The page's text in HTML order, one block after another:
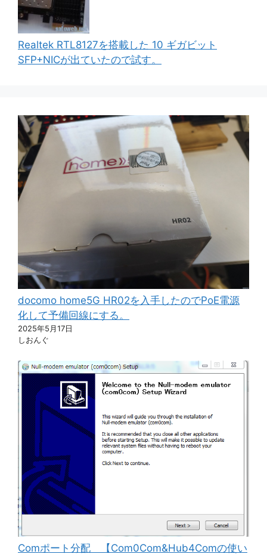
Realtek RTL8127を搭載した 10 ギガビット
SFP+NICが出ていたので試す。
docomo home5G HR02を入手したのでPoE電源
化して予備回線にする。
2025年5月17日
しおんぐ
Comポート分配 【Com0Com&Hub4Comの使い